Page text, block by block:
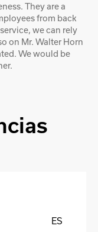
They are a
from back
we can rely
on Mr. Walter Horn
We would be
ES